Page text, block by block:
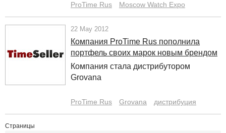
ProTime Rus
Moscow Watch Expo
22 May 2012
Компания ProTime Rus пополнила
портфель своих марок новым брендом
Компания стала дистрибутором
Grovana
ProTime Rus Grovana дистрибуция
Страницы